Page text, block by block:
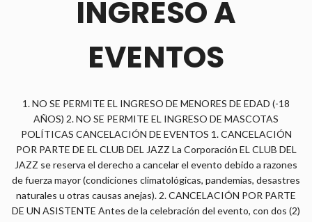
INGRESO A
EVENTOS
1. NO SE PERMITE EL INGRESO DE MENORES DE EDAD (-18
AÑOS) 2. NO SE PERMITE EL INGRESO DE MASCOTAS
POLÍTICAS CANCELACIÓN DE EVENTOS 1. CANCELACIÓN
POR PARTE DE EL CLUB DEL JAZZ La Corporación EL CLUB DEL
JAZZ se reserva el derecho a cancelar el evento debido a razones
de fuerza mayor (condiciones climatológicas, pandemias, desastres
naturales u otras causas anejas). 2. CANCELACIÓN POR PARTE
DE UN ASISTENTE Antes de la celebración del evento, con dos (2)